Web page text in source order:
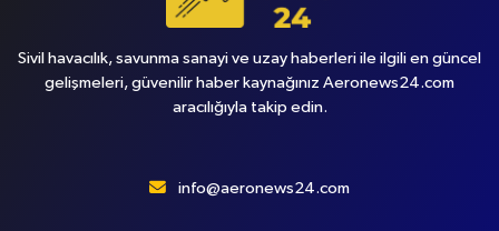
Sivil havacılık, savunma sanayi ve uzay haberleri ile ilgili en güncel
gelişmeleri, güvenilir haber kaynağınız Aeronews24.com
aracılığıyla takip edin.
info@aeronews24.com